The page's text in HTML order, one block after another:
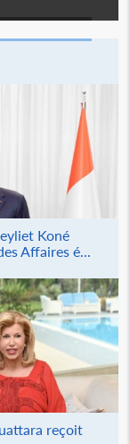
Koné
Affaires é...
reçoit